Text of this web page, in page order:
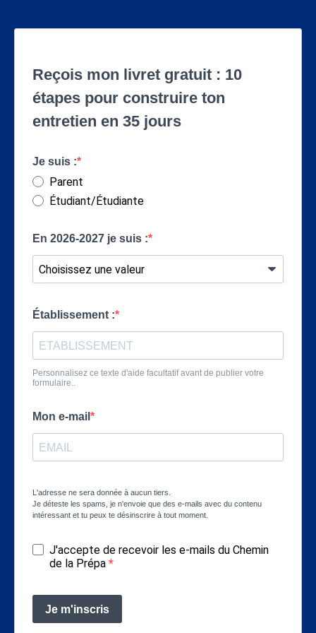
Reçois mon livret gratuit : 10
étapes pour construire ton
entretien en 35 jours
Je suis :
Parent
Étudiant/Étudiante
En 2026-2027 je suis :
Établissement :
Personnalisez ce texte d'aide facultatif avant de publier votre
formulaire..
Mon e-mail
L'adresse ne sera donnée à aucun tiers.
Je déteste les spams, je n'envoie que des e-mails avec du contenu
intéressant et tu peux te désinscrire à tout moment.
J'accepte de recevoir les e-mails du Chemin
de la Prépa
Je m'inscris